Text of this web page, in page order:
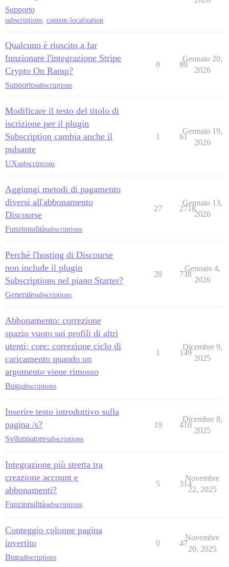
Supporto
subscriptions, content-localization
Qualcuno è riuscito a far
funzionare l'integrazione Stripe
Crypto On Ramp?
Supportosubscriptions
0 80
Gennaio 20,
2026
Modificare il testo del titolo di
iscrizione per il plugin
Subscription cambia anche il
pulsante
UXsubscriptions
1 61
Gennaio 19,
2026
Aggiungi metodi di pagamento
diversi all'abbonamento
Discourse
Funzionalitàsubscriptions
27 2718
Gennaio 13,
2026
Perché l'hosting di Discourse
non include il plugin
Subscriptions nel piano Starter?
Generalesubscriptions
28 738
Gennaio 4,
2026
Abbonamento: correzione
spazio vuoto sui profili di altri
utenti; core: correzione ciclo di
caricamento quando un
argomento viene rimosso
Bugsubscriptions
1 149
Dicembre 9,
2025
Inserire testo introduttivo sulla
pagina /s?
Sviluppatoresubscriptions
19 410
Dicembre 8,
2025
Integrazione più stretta tra
creazione account e
abbonamenti?
Funzionalitàsubscriptions
5 314
Novembre
22, 2025
Conteggio colonne pagina
invertito
Bugsubscriptions
0 47
Novembre
20, 2025